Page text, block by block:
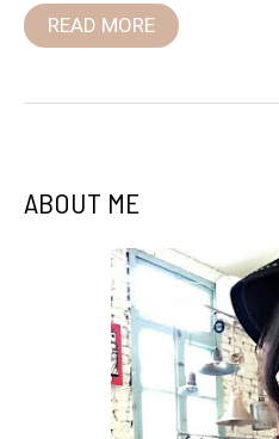
吃-
ATT
名
已
歇
READ MORE
ABOUT ME